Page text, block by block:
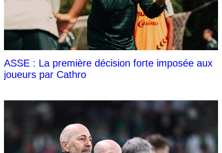
ASSE : La première décision forte imposée aux
joueurs par Cathro